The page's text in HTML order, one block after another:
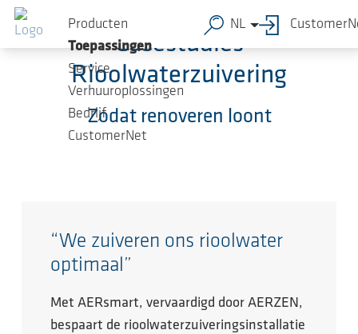
Ga naar de hoofdinhoud
Producten
Toepassingen
Service
Verhuuroplossingen
Bedrijf
CustomerNet
NL
Casestudies
Rioolwaterzuivering
Zodat renoveren loont
“We zuiveren ons rioolwater
optimaal”
Met AERsmart, vervaardigd door AERZEN,
bespaart de rioolwaterzuiveringsinstallatie